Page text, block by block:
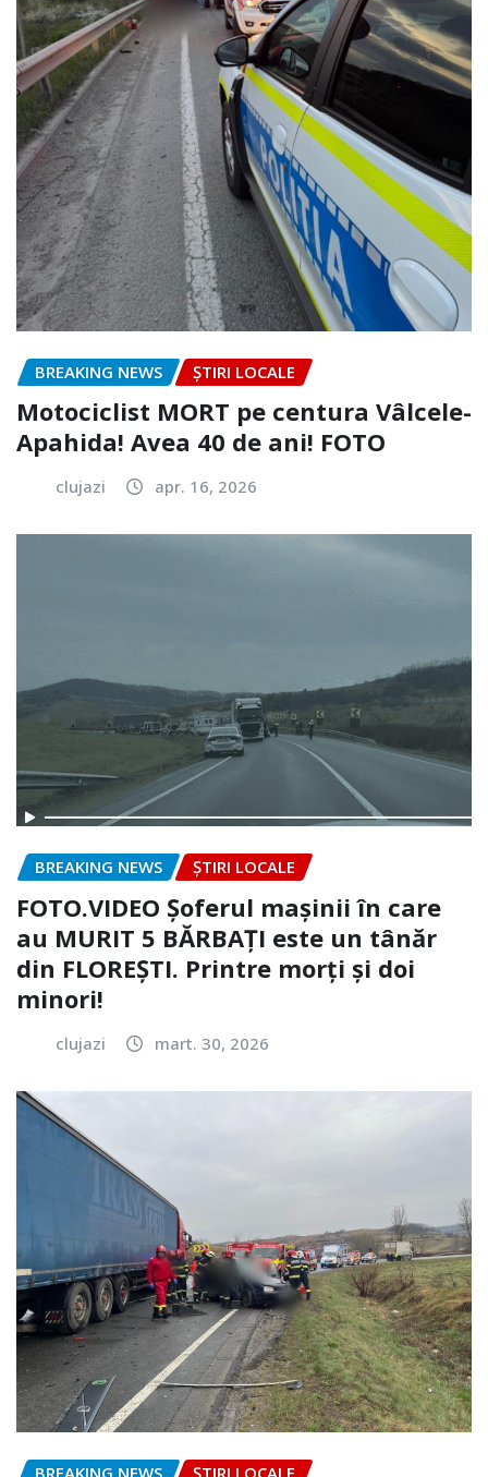
BREAKING NEWS ȘTIRI LOCALE
Motociclist MORT pe centura Vâlcele-
Apahida! Avea 40 de ani! FOTO
clujazi apr. 16, 2026
BREAKING NEWS ȘTIRI LOCALE
FOTO.VIDEO Șoferul mașinii în care
au MURIT 5 BĂRBAȚI este un tânăr
din FLOREȘTI. Printre morți și doi
minori!
clujazi mart. 30, 2026